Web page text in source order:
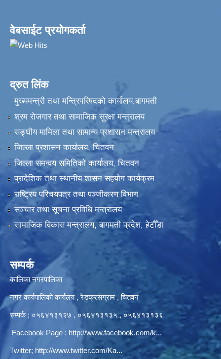
वेबसाईट प्रयोगकर्ता
द्रुत लिंक
मुख्यमन्त्री तथा मन्त्रिपरिषदको कार्यालय,बागमती
श्रम रोजगार तथा सामाजिक सुरक्षा मन्त्रालय
सङ्‍घीय मामिला तथा सामान्य प्रशासन मन्त्रालय
जिल्ला प्रशासन कार्यालय, चितवन
जिल्ला समन्वय समितिको कार्यालय, चितवन
प्रादेशिक तथा स्थानीय शासन सहयोग कार्यक्रम
राष्ट्रिय परिचयपत्र तथा पञ्‍जीकरण विभाग
सञ्‍चार तथा सूचना प्रविधि मन्त्रालय
सामाजिक विकास मन्त्रालय, बागमती प्रदेश, हेटौँडा
सम्पर्क
कालिका नगरपालिका
नगर कार्यपालिकाे कार्यलय‍ , रेडक्रसग्राम , चितवन
सम्पर्क ; ०५६४१३१२७ , ०५६४१३१३५ , ०५६४१३१३६
Facebook Page : http://www.facebook.com/k...
Twitter; http://www.twitter.com/Ka...